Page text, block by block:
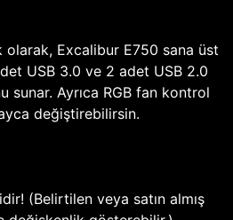
olarak, Excalibur E750 sana üst
USB 3.0 ve 2 adet USB 2.0
sunar. Ayrıca RGB fan kontrol
değiştirebilirsin.
(Belirtilen veya satın almış